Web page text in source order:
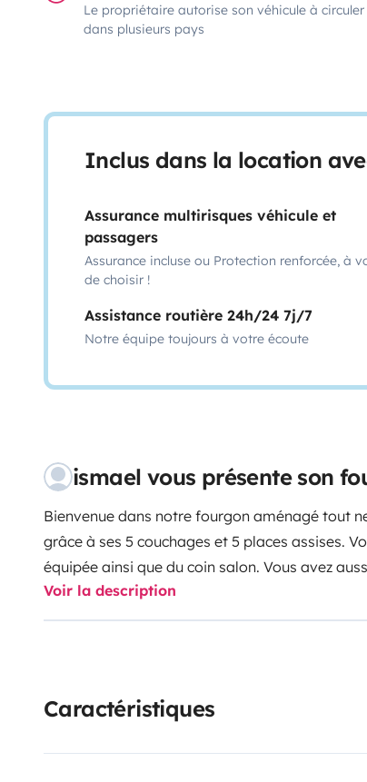
Le propriétaire autorise son véhicule à circuler
dans plusieurs pays
Inclus dans la location
Assurance multirisques véhicule et
passagers
Assurance incluse ou Protection renforcée, à
de choisir !
Assistance routière 24h/24 7j/7
Notre équipe toujours à votre écoute
ismael vous présente son
Bienvenue dans notre fourgon aménagé tout
grâce à ses 5 couchages et 5 places assises.
équipée ainsi que du coin salon. Vous avez
pour profiter de l'extérieur un grand store vous
bien sur tout équipé, caméra de recul,
Voir la description
Caractéristiques